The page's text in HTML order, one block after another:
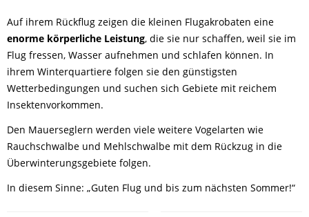
Auf ihrem Rückflug zeigen die kleinen Flugakrobaten eine
enorme körperliche Leistung, die sie nur schaffen, weil sie im
Flug fressen, Wasser aufnehmen und schlafen können. In
ihrem Winterquartiere folgen sie den günstigsten
Wetterbedingungen und suchen sich Gebiete mit reichem
Insektenvorkommen.
Den Mauerseglern werden viele weitere Vogelarten wie
Rauchschwalbe und Mehlschwalbe mit dem Rückzug in die
Überwinterungsgebiete folgen.
In diesem Sinne: „Guten Flug und bis zum nächsten Sommer!“